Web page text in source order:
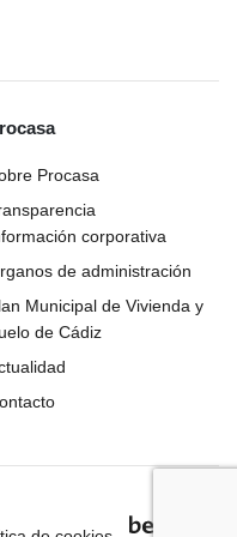
Procasa
corporativa
de administración
Municipal de Vivienda y
de Cádiz